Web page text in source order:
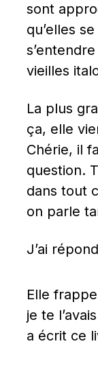
sont
qu’elles
vieilles
La plus
ça, elle
Chérie, il
question.
dans tout
on parle
J’ai
Elle
je te
a écrit ce